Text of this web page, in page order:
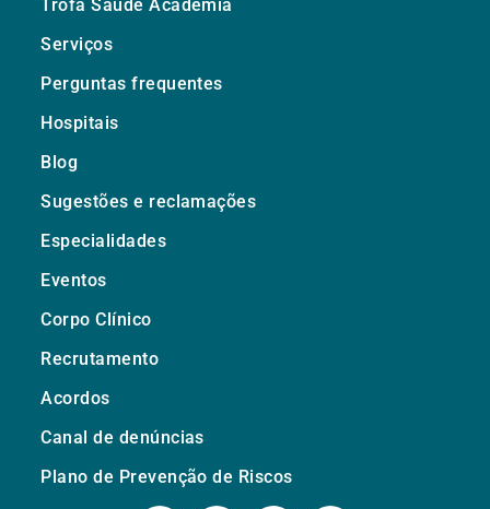
Trofa Saúde Academia
Serviços
Perguntas frequentes
Hospitais
Blog
Sugestões e reclamações
Especialidades
Eventos
Corpo Clínico
Recrutamento
Acordos
Canal de denúncias
Plano de Prevenção de Riscos